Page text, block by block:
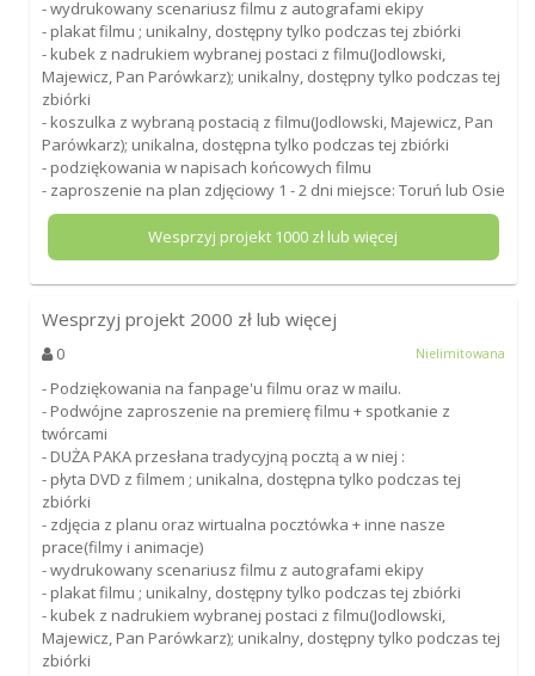
- wydrukowany scenariusz filmu z autografami ekipy
- plakat filmu ; unikalny, dostępny tylko podczas tej zbiórki
- kubek z nadrukiem wybranej postaci z filmu(Jodlowski,
Majewicz, Pan Parówkarz); unikalny, dostępny tylko podczas tej
zbiórki
- koszulka z wybraną postacią z filmu(Jodlowski, Majewicz, Pan
Parówkarz); unikalna, dostępna tylko podczas tej zbiórki
- podziękowania w napisach końcowych filmu
- zaproszenie na plan zdjęciowy 1 - 2 dni miejsce: Toruń lub Osie
Wesprzyj projekt 1000 zł lub więcej
Wesprzyj projekt 2000 zł lub więcej
0 Nielimitowana
- Podziękowania na fanpage'u filmu oraz w mailu.
- Podwójne zaproszenie na premierę filmu + spotkanie z
twórcami
- DUŻA PAKA przesłana tradycyjną pocztą a w niej :
- płyta DVD z filmem ; unikalna, dostępna tylko podczas tej
zbiórki
- zdjęcia z planu oraz wirtualna pocztówka + inne nasze
prace(filmy i animacje)
- wydrukowany scenariusz filmu z autografami ekipy
- plakat filmu ; unikalny, dostępny tylko podczas tej zbiórki
- kubek z nadrukiem wybranej postaci z filmu(Jodlowski,
Majewicz, Pan Parówkarz); unikalny, dostępny tylko podczas tej
zbiórki